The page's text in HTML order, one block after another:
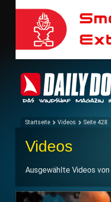
Startseite Videos Seite 428
Videos
Ausgewählte Videos